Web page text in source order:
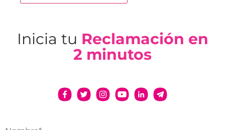
Inicia tu Reclamación en
2 minutos